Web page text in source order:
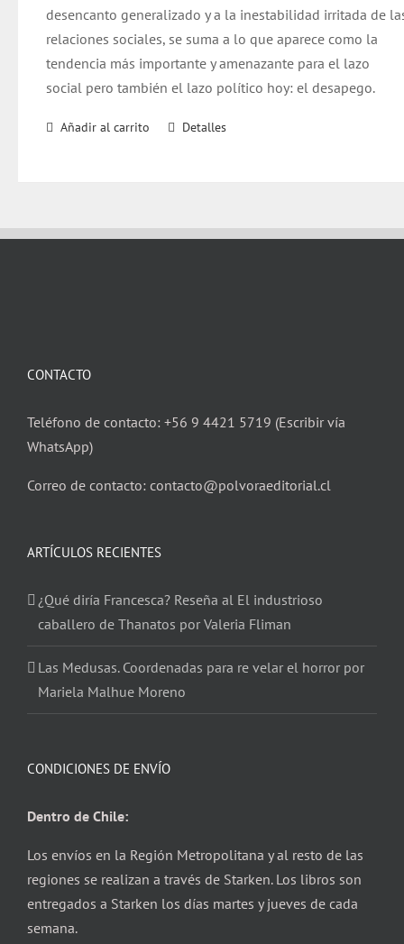
desencanto generalizado y a la inestabilidad irritada de
relaciones sociales, se suma a lo que aparece como la
tendencia más importante y amenazante para el lazo
social pero también el lazo político hoy: el desapego.
Añadir al carrito Detalles
CONTACTO
Teléfono de contacto: +56 9 4421 5719 (Escribir vía
WhatsApp)
Correo de contacto: contacto@polvoraeditorial.cl
ARTÍCULOS RECIENTES
¿Qué diría Francesca? Reseña al El industrioso
caballero de Thanatos por Valeria Fliman
Las Medusas. Coordenadas para re velar el horror por
Mariela Malhue Moreno
CONDICIONES DE ENVÍO
Dentro de Chile:
Los envíos en la Región Metropolitana y al resto de las
regiones se realizan a través de Starken. Los libros son
entregados a Starken los días martes y jueves de cada
semana.